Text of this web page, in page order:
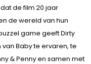
de film 20 jaar
de wereld van hun
game geeft Dirty
Baby te ervaren, te
& Penny en samen met